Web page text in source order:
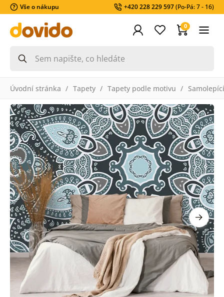
Vše o nákupu +420 228 229 597(Po-Pá: 7 - 16)
0
Úvodní stránka Tapety Tapety podle motivu